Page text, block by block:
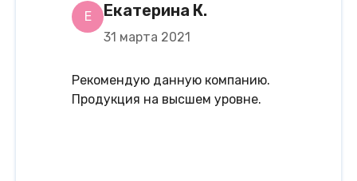
Е Екатерина К.
31 марта 2021
Рекомендую данную компанию.
Продукция на высшем уровне.